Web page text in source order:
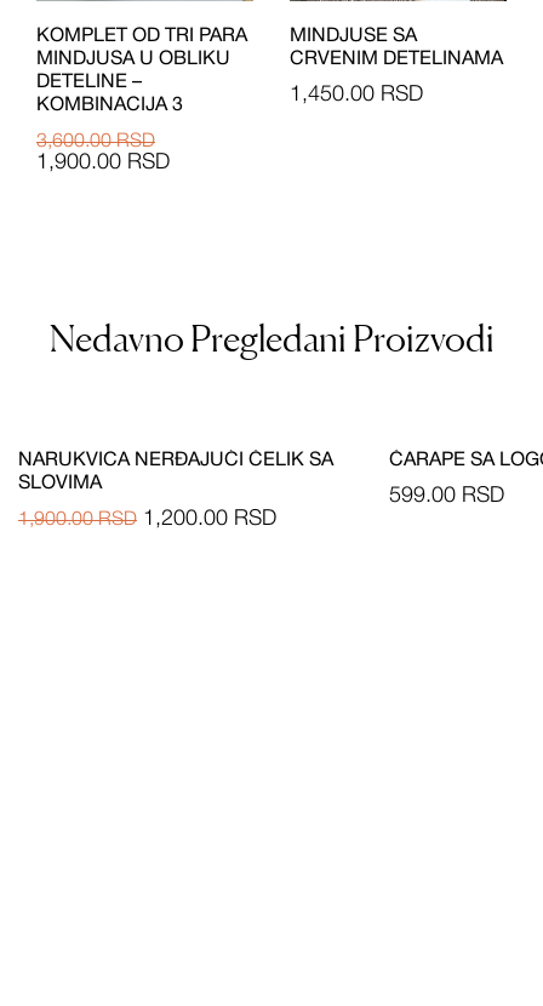
KOMPLET OD TRI PARA
MINDJUSA U OBLIKU
DETELINE –
KOMBINACIJA 3
3,600.00RSD
1,900.00 RSD
MINDJUSE SA
CRVENIM DETELINAMA
1,450.00 RSD
Nedavno Pregledani Proizvodi
NARUKVICA NERĐAJUĆI ČELIK SA
SLOVIMA
1,900.00RSD 1,200.00 RSD
ČARAPE SA
599.00 RSD